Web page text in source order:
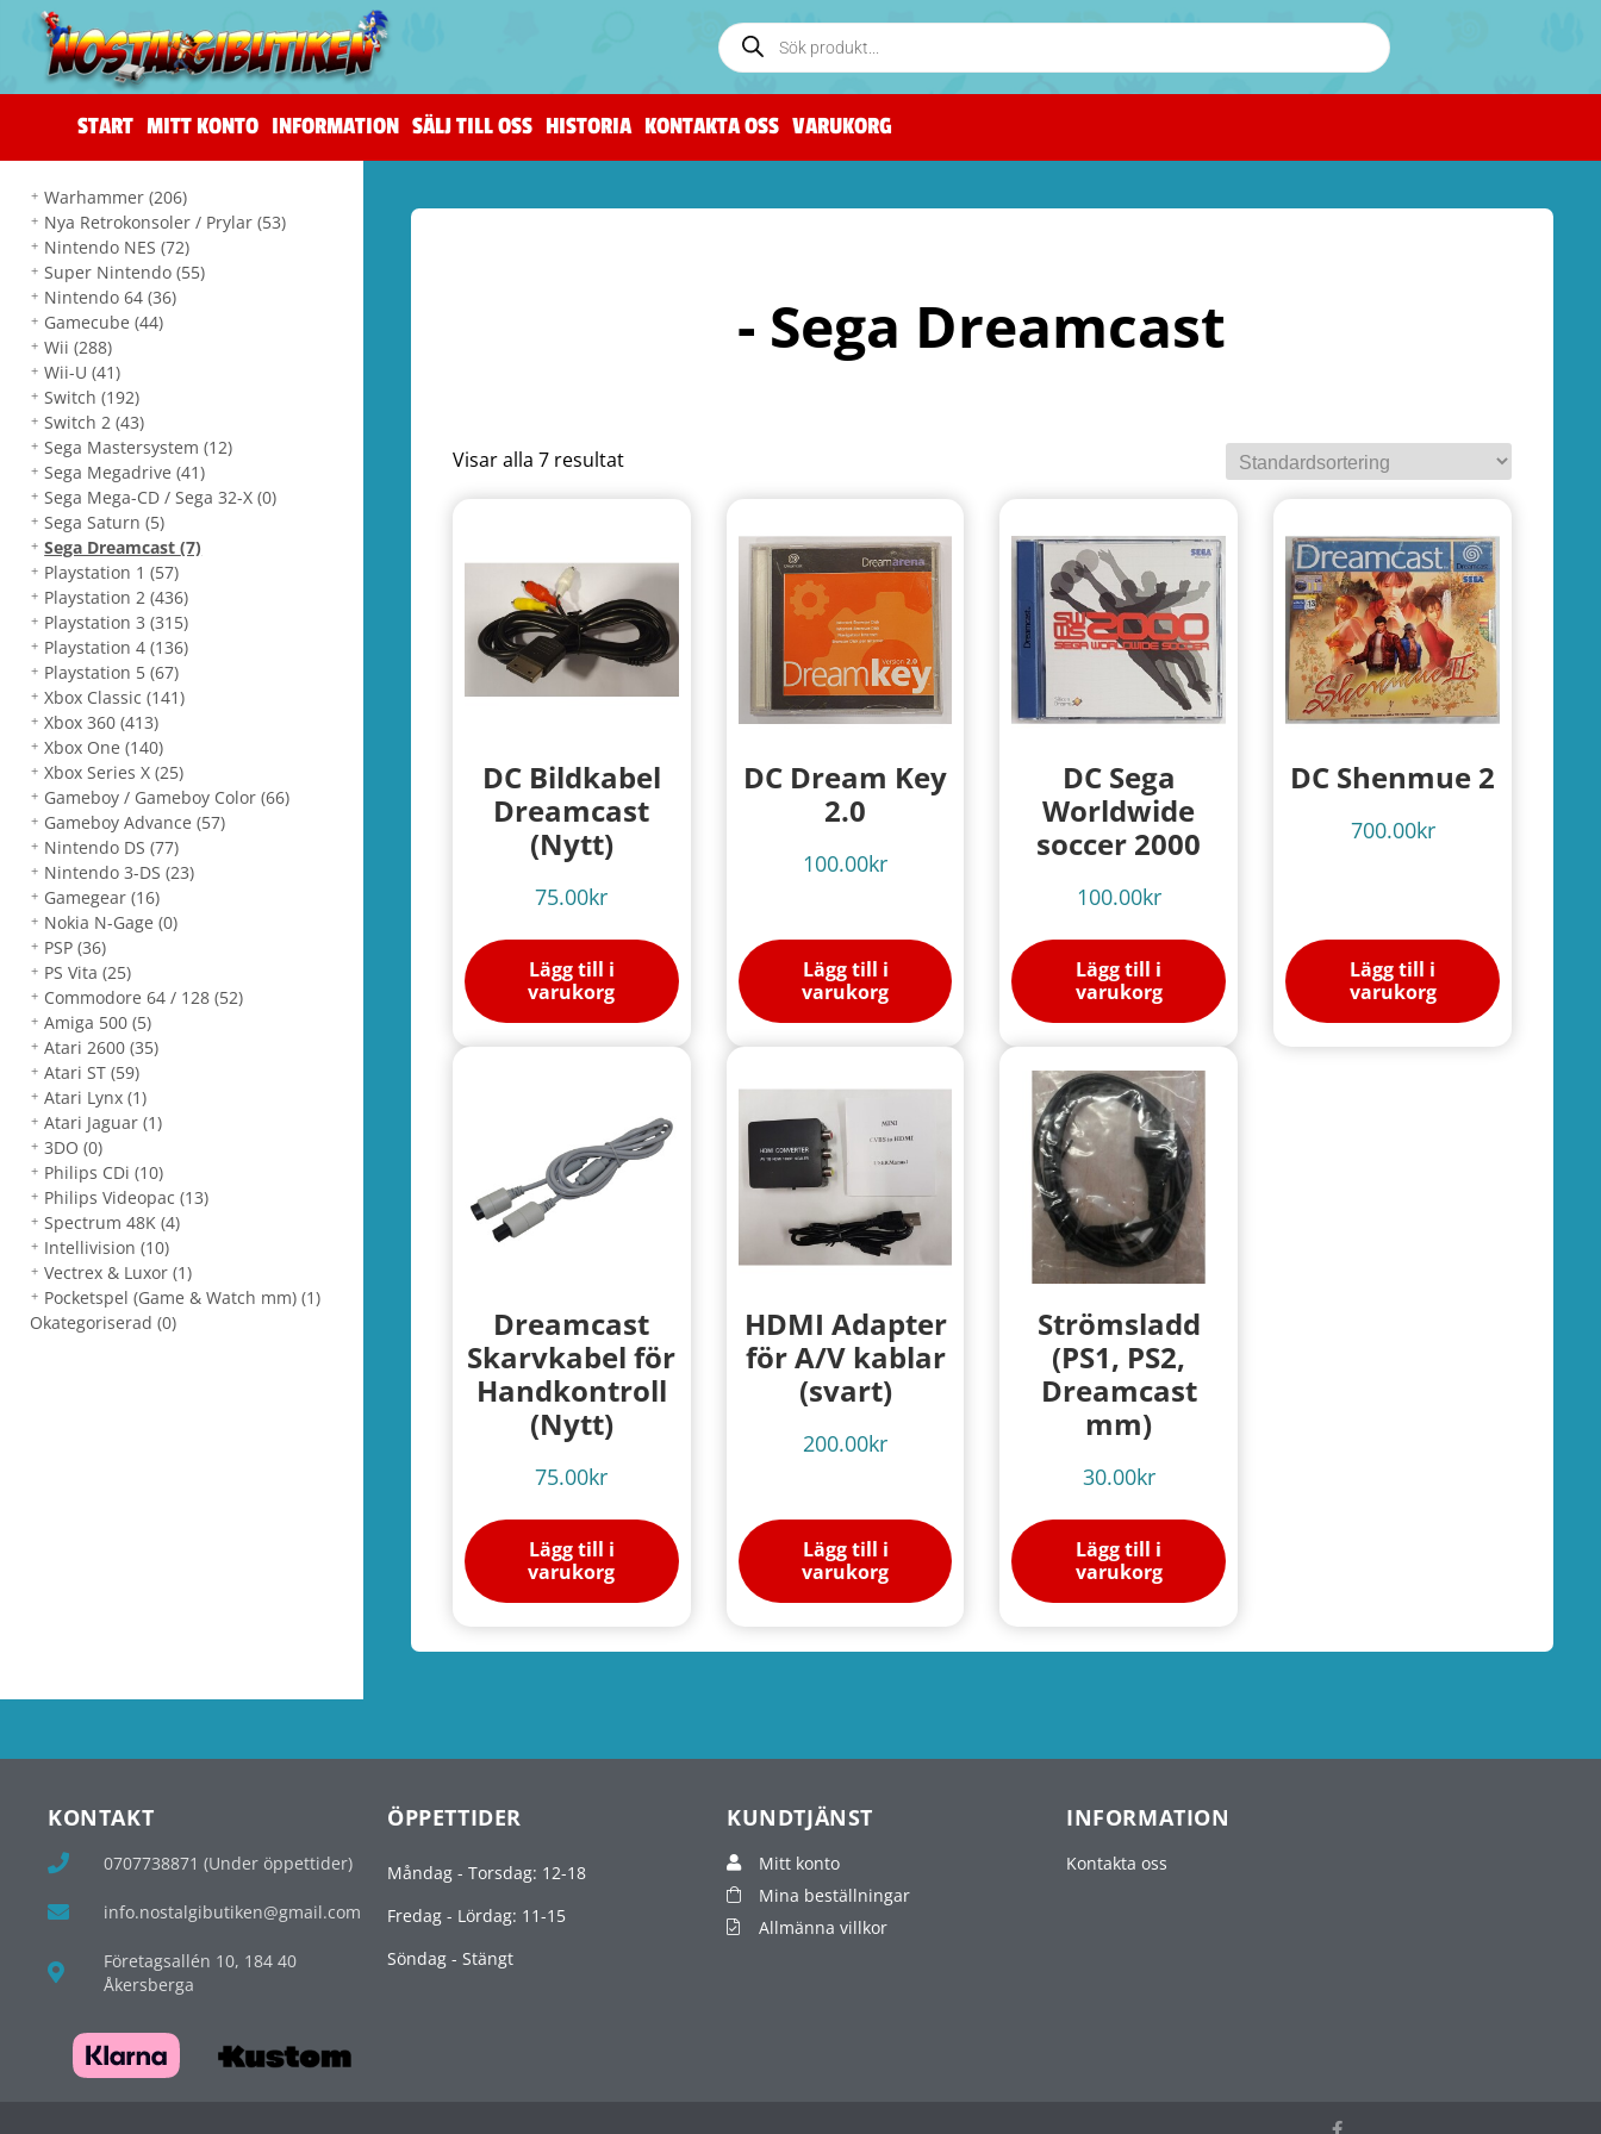
START MITT KONTO INFORMATION SÄLJ TILL OSS HISTORIA KONTAKTA OSS VARUKORG
Warhammer(206)
Nya Retrokonsoler / Prylar(53)
Nintendo NES(72)
Super Nintendo(55)
Nintendo 64(36)
Gamecube(44)
Wii(288)
Wii-U(41)
Switch(192)
Switch 2(43)
Sega Mastersystem(12)
Sega Megadrive(41)
Sega Mega-CD / Sega 32-X(0)
Sega Saturn(5)
Sega Dreamcast(7)
Playstation 1(57)
Playstation 2(436)
Playstation 3(315)
Playstation 4(136)
Playstation 5(67)
Xbox Classic(141)
Xbox 360(413)
Xbox One(140)
Xbox Series X(25)
Gameboy / Gameboy Color(66)
Gameboy Advance(57)
Nintendo DS(77)
Nintendo 3-DS(23)
Gamegear(16)
Nokia N-Gage(0)
PSP(36)
PS Vita(25)
Commodore 64 / 128(52)
Amiga 500(5)
Atari 2600(35)
Atari ST(59)
Atari Lynx(1)
Atari Jaguar(1)
3DO(0)
Philips CDi(10)
Philips Videopac(13)
Spectrum 48K(4)
Intellivision(10)
Vectrex & Luxor(1)
Pocketspel (Game & Watch mm)(1)
Okategoriserad (0)
- Sega Dreamcast
Visar alla 7 resultat
DC Bildkabel
Dreamcast
(Nytt)
75.00kr
Lägg till i
varukorg
DC Dream Key
2.0
100.00kr
Lägg till i
varukorg
DC Sega
Worldwide
soccer 2000
100.00kr
Lägg till i
varukorg
DC Shenmue 2
700.00kr
Lägg till i
varukorg
Dreamcast
Skarvkabel för
Handkontroll
(Nytt)
75.00kr
Lägg till i
varukorg
HDMI Adapter
för A/V kablar
(svart)
200.00kr
Lägg till i
varukorg
Strömsladd
(PS1, PS2,
Dreamcast
mm)
30.00kr
Lägg till i
varukorg
KONTAKT
0707738871 (Under öppettider)
info.nostalgibutiken@gmail.com
Företagsallén 10, 184 40
Åkersberga
ÖPPETTIDER
Måndag - Torsdag: 12-18
Fredag - Lördag: 11-15
Söndag - Stängt
KUNDTJÄNST
Mitt konto
Mina beställningar
Allmänna villkor
INFORMATION
Kontakta oss